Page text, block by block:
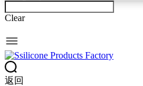
Clear
返回